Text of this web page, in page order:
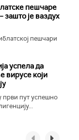
пешчаре
зашто је ваздух
пешчари
успела да
вирусе који
први пут успешно